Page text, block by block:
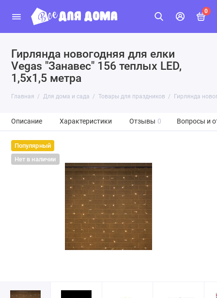
0
Гирлянда новогодняя для елки
Vegas "Занавес" 156 теплых LED,
1,5х1,5 метра
Главная Для дома и сада Товары для праздников Гирлянда
Описание Характеристики Отзывы 0 Вопросы и
Популярный
Нет в наличии